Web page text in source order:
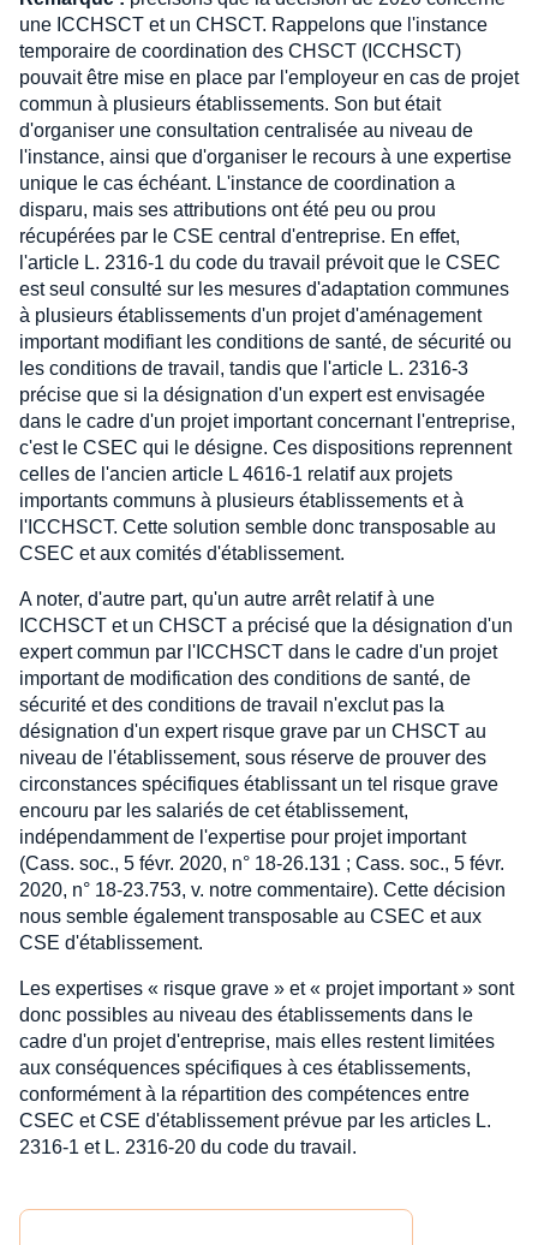
une ICCHSCT et un CHSCT. Rappelons que l'instance
temporaire de coordination des CHSCT (ICCHSCT)
pouvait être mise en place par l'employeur en cas de projet
commun à plusieurs établissements. Son but était
d'organiser une consultation centralisée au niveau de
l'instance, ainsi que d'organiser le recours à une expertise
unique le cas échéant. L'instance de coordination a
disparu, mais ses attributions ont été peu ou prou
récupérées par le CSE central d'entreprise. En effet,
l'article L. 2316-1 du code du travail prévoit que le CSEC
est seul consulté sur les mesures d'adaptation communes
à plusieurs établissements d'un projet d'aménagement
important modifiant les conditions de santé, de sécurité ou
les conditions de travail, tandis que l'article L. 2316-3
précise que si la désignation d'un expert est envisagée
dans le cadre d'un projet important concernant l'entreprise,
c'est le CSEC qui le désigne. Ces dispositions reprennent
celles de l'ancien article L 4616-1 relatif aux projets
importants communs à plusieurs établissements et à
l'ICCHSCT. Cette solution semble donc transposable au
CSEC et aux comités d'établissement.
A noter, d'autre part, qu'un autre arrêt relatif à une
ICCHSCT et un CHSCT a précisé que la désignation d'un
expert commun par l'ICCHSCT dans le cadre d'un projet
important de modification des conditions de santé, de
sécurité et des conditions de travail n'exclut pas la
désignation d'un expert risque grave par un CHSCT au
niveau de l'établissement, sous réserve de prouver des
circonstances spécifiques établissant un tel risque grave
encouru par les salariés de cet établissement,
indépendamment de l'expertise pour projet important
(Cass. soc., 5 févr. 2020, n° 18-26.131 ; Cass. soc., 5 févr.
2020, n° 18-23.753, v. notre commentaire). Cette décision
nous semble également transposable au CSEC et aux
CSE d'établissement.
Les expertises « risque grave » et « projet important » sont
donc possibles au niveau des établissements dans le
cadre d'un projet d'entreprise, mais elles restent limitées
aux conséquences spécifiques à ces établissements,
conformément à la répartition des compétences entre
CSEC et CSE d'établissement prévue par les articles L.
2316-1 et L. 2316-20 du code du travail.